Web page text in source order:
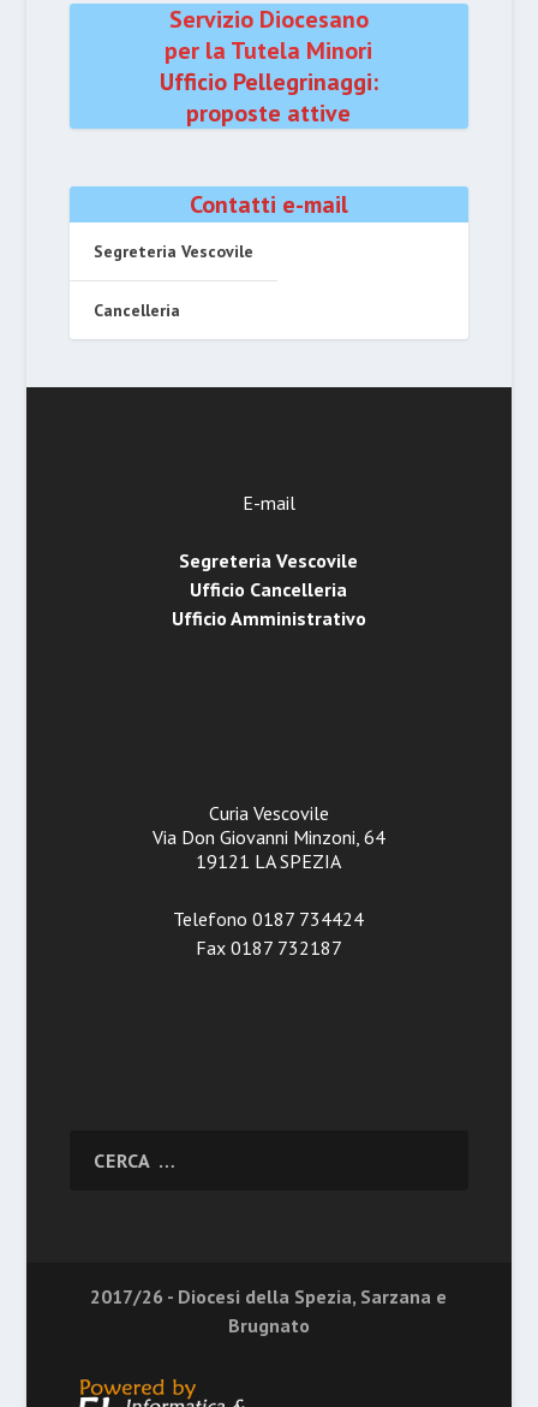
Servizio Diocesano
per la Tutela Minori
Ufficio Pellegrinaggi:
proposte attive
Contatti e-mail
Segreteria Vescovile
Cancelleria
E-mail
Segreteria Vescovile
Ufficio Cancelleria
Ufficio Amministrativo
Curia Vescovile
Via Don Giovanni Minzoni, 64
19121 LA SPEZIA
Telefono 0187 734424
Fax 0187 732187
2017/26 - Diocesi della Spezia, Sarzana e
Brugnato